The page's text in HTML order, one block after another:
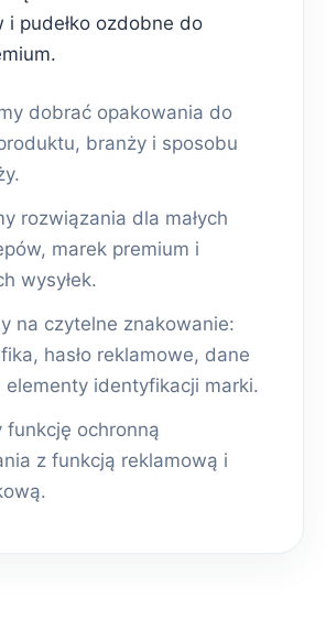
i pudełko ozdobne do
dobrać opakowania do
branży i sposobu
rozwiązania dla małych
marek premium i
wysyłek.
na czytelne znakowanie:
hasło reklamowe, dane
elementy identyfikacji marki.
funkcję ochronną
z funkcją reklamową i